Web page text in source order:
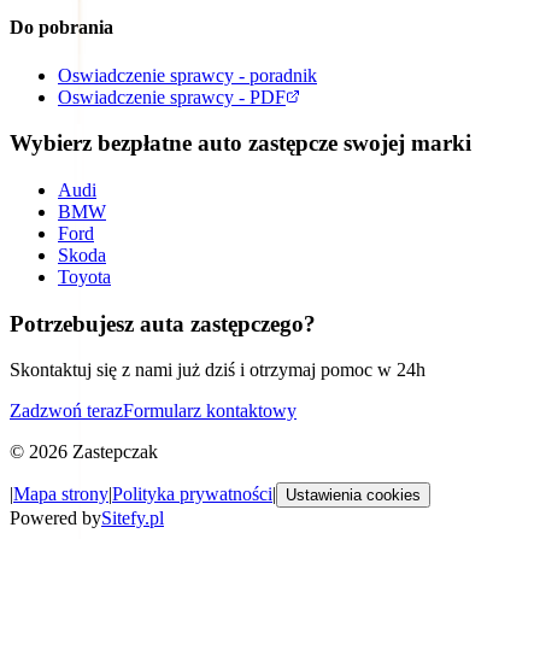
Do pobrania
Oswiadczenie sprawcy - poradnik
Oswiadczenie sprawcy - PDF
Wybierz bezpłatne auto zastępcze swojej marki
Audi
BMW
Ford
Skoda
Toyota
Potrzebujesz auta zastępczego?
Skontaktuj się z nami już dziś i otrzymaj pomoc w 24h
Zadzwoń terazFormularz kontaktowy
© 2026 Zastepczak
Mapa stronyPolityka prywatności Ustawienia cookies
Powered bySitefy.pl